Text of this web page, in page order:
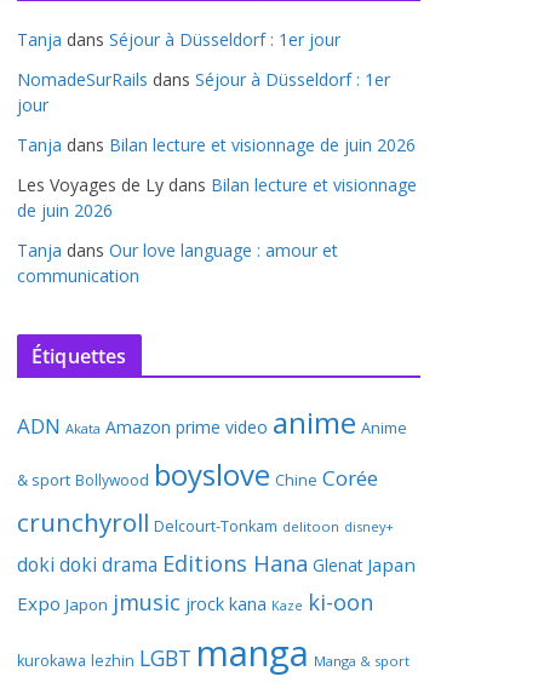
Tanja dans Séjour à Düsseldorf : 1er jour
NomadeSurRails dans Séjour à Düsseldorf : 1er
jour
Tanja dans Bilan lecture et visionnage de juin 2026
Les Voyages de Ly dans Bilan lecture et visionnage
de juin 2026
Tanja dans Our love language : amour et
communication
Étiquettes
ADN Akata Amazon prime video anime Anime
& sport Bollywood boyslove Chine Corée
crunchyroll Delcourt-Tonkam delitoon disney+
doki doki drama Editions Hana Glenat Japan
Expo Japon jmusic jrock kana Kaze ki-oon
kurokawa lezhin LGBT manga Manga & sport